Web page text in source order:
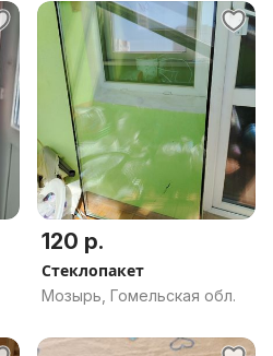
120 р.
Стеклопакет
Мозырь, Гомельская обл.